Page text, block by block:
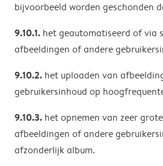
bijvoorbeeld worden geschonden
9.10.1. het geautomatiseerd of via
afbeeldingen of andere
9.10.2. het uploaden van
gebruikersinhoud op
9.10.3. het opnemen van zeer
afbeeldingen of andere
afzonderlijk album.